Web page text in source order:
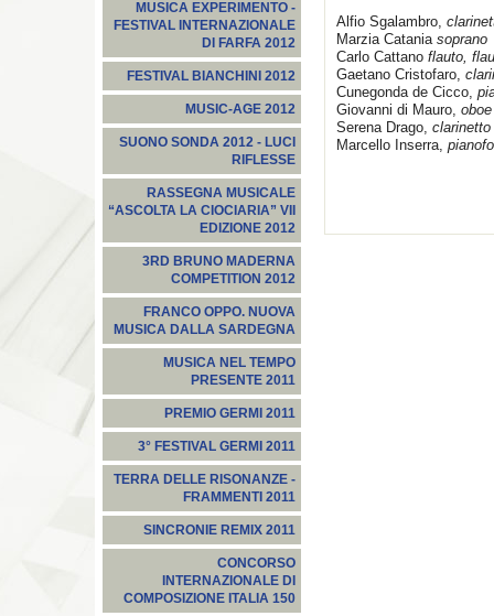
MUSICA EXPERIMENTO -
FESTIVAL INTERNAZIONALE
DI FARFA 2012
FESTIVAL BIANCHINI 2012
MUSIC-AGE 2012
SUONO SONDA 2012 - LUCI
RIFLESSE
RASSEGNA MUSICALE
“ASCOLTA LA CIOCIARIA” VII
EDIZIONE 2012
3RD BRUNO MADERNA
COMPETITION 2012
FRANCO OPPO. NUOVA
MUSICA DALLA SARDEGNA
MUSICA NEL TEMPO
PRESENTE 2011
PREMIO GERMI 2011
3° FESTIVAL GERMI 2011
TERRA DELLE RISONANZE -
FRAMMENTI 2011
SINCRONIE REMIX 2011
CONCORSO
INTERNAZIONALE DI
COMPOSIZIONE ITALIA 150
Alfio Sgalambro,
Marzia Catania soprano
Carlo Cattano flauto,
Gaetano Cristofaro,
Cunegonda de Cicco,
Giovanni di Mauro, oboe
Serena Drago, clarinetto
Marcello Inserra,